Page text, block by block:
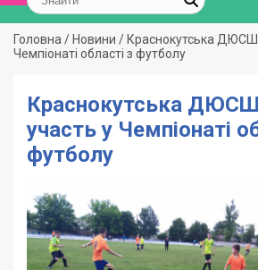
Головна / Новини / Краснокутська ДЮСШ
Чемпіонаті області з футболу
Краснокутська
участь у Чемпіонаті
футболу